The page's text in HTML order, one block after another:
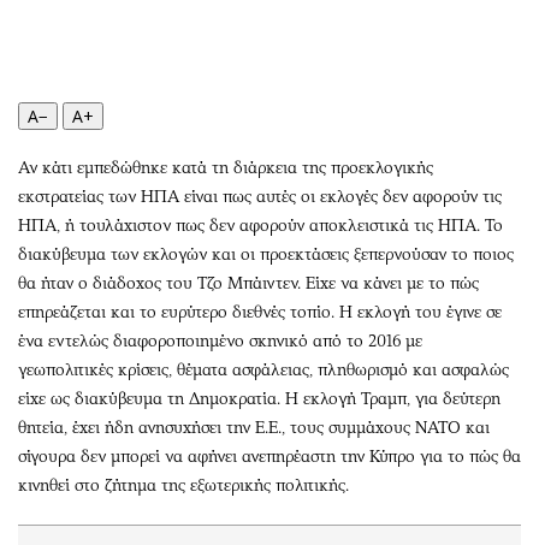
Παράξενα
Σινεμά
Θέατρο-Χορός
Μουσική
Εικαστικά
Βιβλίο
Χειρόγραφα
Wine routes
Podcasts
Uncut
Προσφορές
Προσωπικότητες στην ''Κ''
A− A+
Αν κάτι εμπεδώθηκε κατά τη διάρκεια της προεκλογικής
εκστρατείας των ΗΠΑ είναι πως αυτές οι εκλογές δεν αφορούν τις
ΗΠΑ, ή τουλάχιστον πως δεν αφορούν αποκλειστικά τις ΗΠΑ. Το
διακύβευμα των εκλογών και οι προεκτάσεις ξεπερνούσαν το ποιος
θα ήταν ο διάδοχος του Τζο Μπάιντεν. Είχε να κάνει με το πώς
επηρεάζεται και το ευρύτερο διεθνές τοπίο. Η εκλογή του έγινε σε
ένα εντελώς διαφοροποιημένο σκηνικό από το 2016 με
γεωπολιτικές κρίσεις, θέματα ασφάλειας, πληθωρισμό και ασφαλώς
είχε ως διακύβευμα τη Δημοκρατία. Η εκλογή Τραμπ, για δεύτερη
θητεία, έχει ήδη ανησυχήσει την Ε.Ε., τους συμμάχους ΝΑΤΟ και
σίγουρα δεν μπορεί να αφήνει ανεπηρέαστη την Κύπρο για το πώς θα
κινηθεί στο ζήτημα της εξωτερικής πολιτικής.